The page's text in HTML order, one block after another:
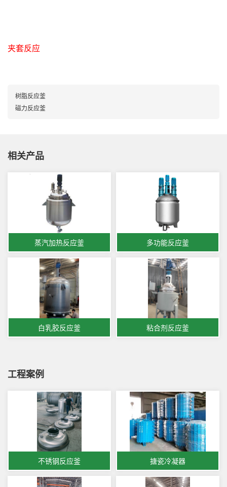
夹套反应
树脂反应釜
磁力反应釜
相关产品
蒸汽加热反应釜 多功能反应釜
白乳胶反应釜 粘合剂反应釜
工程案例
不锈钢反应釜 搪瓷冷凝器